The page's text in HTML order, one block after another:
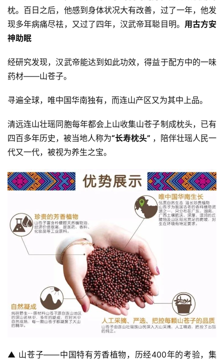
枕。百日之后，他感到身体状况大有改善，过了一年，他发
现多年病痛尽祛，又过了四年，汉武帝耳聪目明。 用古方安
神助眠
经研究发现，汉武帝能达到如此功效，得益于配方中的一味
药材——山苍子。
寻遍全球，唯中国华南独有，而连山产区又为其中上品。
清远连山壮瑶同胞每年都会上山收集山苍子制成枕头，已有
四百多年历史，被当地人称为“长寿枕头” ，陪伴壮瑶人民一
代又一代，被视为养生之宝。
▲ 山苍子——中国特有芳香植物，历经400年的考验，集